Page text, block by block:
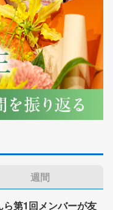
週間
ら第1回メンバーが友